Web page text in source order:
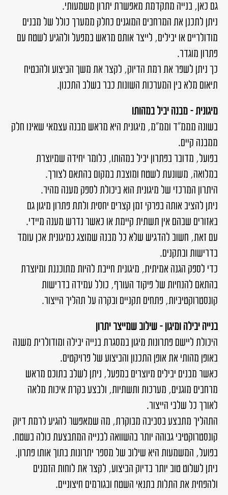
גם כאן, בנייה מתקדמת מאפשרת יתרון משמעותי.
ניתן לתכנן את המרחבים המוגנים כחלק ממערך כולל של מבנים
מודולריים או יבילים, לייצר אותם מראש במפעל ולהגיע לשטח עם
פתרון מוגדר.
כך ניתן לשפר את רמת הדיוק, לקצר את משך הביצוע ולהבטיח
תיאום מלא בין המערכות השונות כבר בשלב התכנון.
מיגונית – מבנה יביל במהותו
בשונה מממ"ד וממ"מ, מיגונית היא מראש מבנה עצמאי שאינו חלק
ממבנה קיים.
בפועל, מדובר בפתרון יביל במהותו, כלומר יחידה שמיוצרת
במלואה, משונעת לשטח ומוצבת במקום בהתאם לצורך.
היתרון המרכזי של מיגונית הוא ביכולת לספק מענה מהיר.
ניתן להציב אותה בפרקי זמן קצרים יחסית ולתת פתרון מיגון גם
באזורים שבהם אין תשתית קיימת או כאשר נדרש מענה מיידי.
עם זאת, חשוב להדגיש שלא כל מבנה שמוצג כמיגונית אכן עומד
בדרישות ובתקנים.
כדי לספק הגנה אמיתית, מיגונית חייבת להיות מתוכננת ומיוצרת
בהתאם להנחיות של פיקוד העורף, כולל עמידה בדרישות
קונסטרוקטיביות, פתחים תקניים ובקרה על תהליך הייצור.
בנייה יבילה ומיגון – שילוב שמייצר יתרון
היכולת ליישם פתרונות מיגון במסגרת בנייה יבילה ומודולרית משנה
באופן מהותי את אופן התכנון והביצוע של פרויקטים.
כאשר מבנים יבילים מיוצרים במפעל, ניתן לשלב בתוכם מראש
מרחבים מוגנים, מערכות ותשתיות, ולבצע בקרת איכות מלאה
לאורך כל שלבי הייצור.
התהליך מתבצע בסביבה מבוקרת, מה שמאפשר להגיע לרמת דיוק
קונסטרוקטיבי גבוהה יותר בהשוואה לבנייה המתבצעת כולה בשטח.
בפועל, המשמעות היא שילוב של מספר יתרונות בתוך אותו פתרון.
ניתן לשלוט טוב יותר בדיוק הביצוע, לקצר את לוחות הזמנים
ולהפחית את התלות בתנאי השטח ובגורמים חיצוניים.